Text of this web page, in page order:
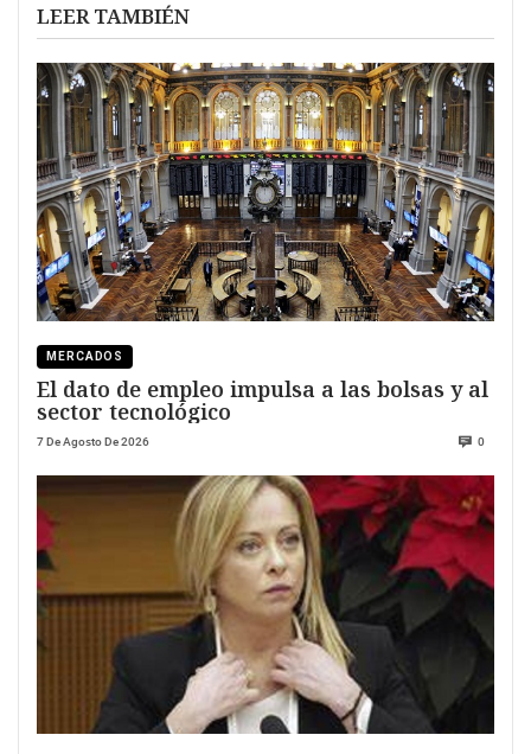
LEER TAMBIÉN
MERCADOS
El dato de empleo impulsa a las bolsas y al
sector tecnológico
7 De Agosto De 2026 0